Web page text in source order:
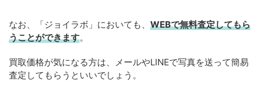
なお、「ジョイラボ」においても、 WEBで無料査定してもら
うことができます。
買取価格が気になる方は、メールやLINEで写真を送って簡易
査定してもらうといいでしょう。